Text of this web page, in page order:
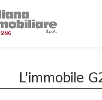
L'immobile